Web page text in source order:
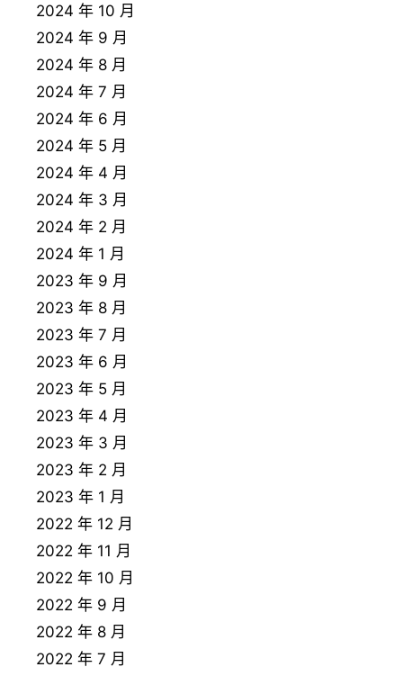
2024 年 10 月
2024 年 9 月
2024 年 8 月
2024 年 7 月
2024 年 6 月
2024 年 5 月
2024 年 4 月
2024 年 3 月
2024 年 2 月
2024 年 1 月
2023 年 9 月
2023 年 8 月
2023 年 7 月
2023 年 6 月
2023 年 5 月
2023 年 4 月
2023 年 3 月
2023 年 2 月
2023 年 1 月
2022 年 12 月
2022 年 11 月
2022 年 10 月
2022 年 9 月
2022 年 8 月
2022 年 7 月